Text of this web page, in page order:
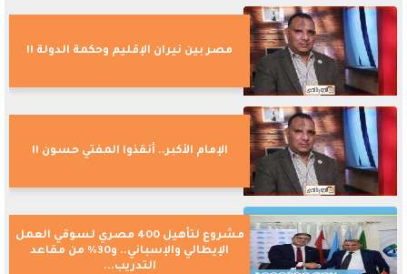
مصر بين نيران الإقليم وحكمة الدولة !!
الإمام الأكبر.. أنقذوا المفتي حسون !!
مشروع لتأهيل 400 مصري لسوقي العمل
الإيطالي والإسباني.. و30% من مقاعد
التدريب...